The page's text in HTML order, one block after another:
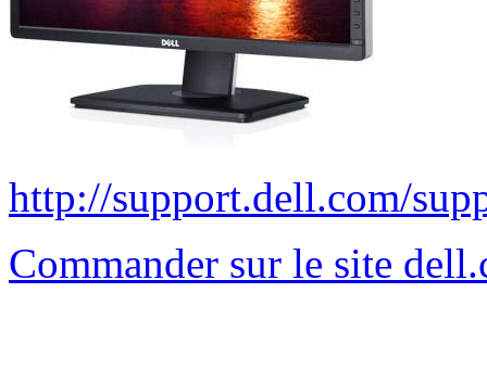
http://support.dell.com/
Commander sur le site